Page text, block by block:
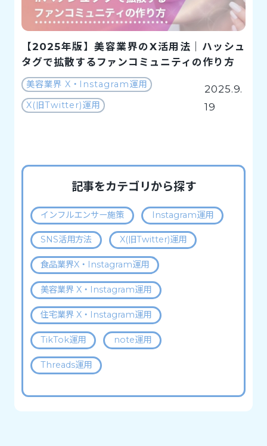
【2025年版】美容業界のX活用法｜ハッシュ
タグで拡散するファンコミュニティの作り方
美容業界 X・Instagram運用
X(旧Twitter)運用
2025.9.
19
記事をカテゴリから探す
インフルエンサー施策 Instagram運用
SNS活用方法 X(旧Twitter)運用
食品業界X・Instagram運用
美容業界 X・Instagram運用
住宅業界 X・Instagram運用
TikTok運用 note運用
Threads運用